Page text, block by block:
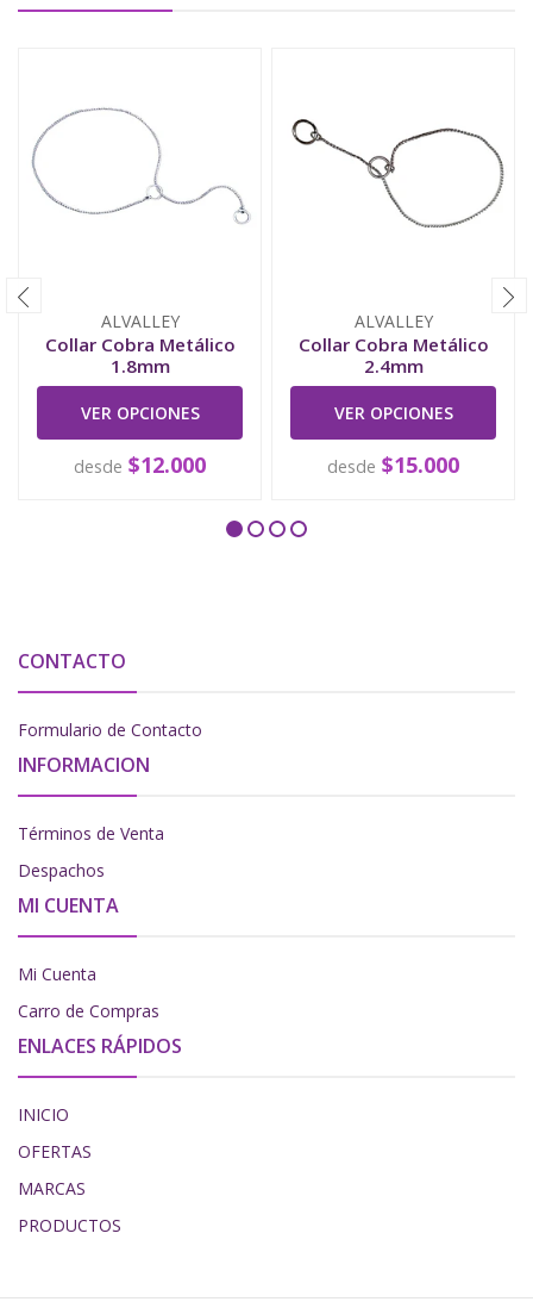
ALVALLEY
Collar Cobra Metálico
1.8mm
VER OPCIONES
desde $12.000
ALVALLEY
Collar Cobra Metálico
2.4mm
VER OPCIONES
desde $15.000
CONTACTO
Formulario de Contacto
INFORMACION
Términos de Venta
Despachos
MI CUENTA
Mi Cuenta
Carro de Compras
ENLACES RÁPIDOS
INICIO
OFERTAS
MARCAS
PRODUCTOS